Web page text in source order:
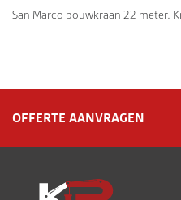
San Marco bouwkraan 22 meter.
OFFERTE AANVRAGEN